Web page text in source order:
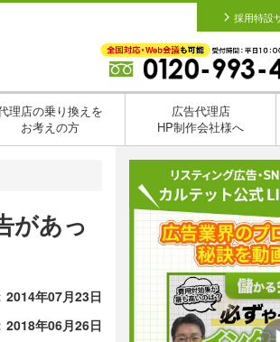
採用特設
理店の乗り換えを
お考えの方
広告代理店
HP制作会社様へ
があっ
2014年07月23日
2018年06月26日